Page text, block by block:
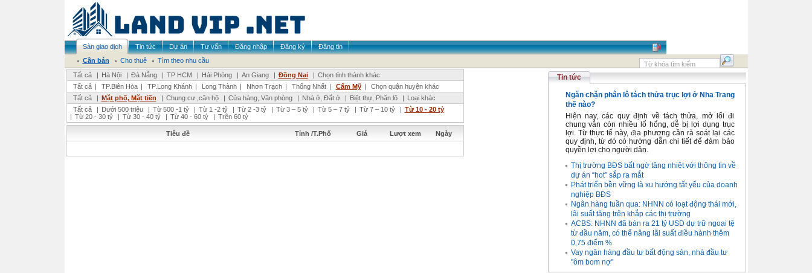
Sàn giao dịch Tin tức Dự án Tư vấn Đăng nhập Đăng ký
Đăng tin
Cần bán
Cho thuê
Tìm theo nhu cầu
Tất cả
| Hà Nội | Đà Nẵng | TP HCM | Hải Phòng | An Giang | Đồng Nai | Chọn tỉnh thành khác
Tất cả | TP.Biên Hòa | TP.Long Khánh | Long Thành | Nhơn Trạch | Thống Nhất | Cẩm Mỹ |
Chọn quận huyện khác
Tất cả
| Mặt phố, Mặt tiền | Chung cư ,căn hộ | Cửa hàng, Văn phòng | Nhà ở, Đất ở | Biệt thự, Phân lô | Loại khác
Tất cả
| Dưới 500 triệu | Từ 500 -1 tỷ | Từ 1 -2 tỷ | Từ 2 -3 tỷ | Từ 3 – 5 tỷ | Từ 5 – 7 tỷ | Từ 7 – 10 tỷ | Từ 10 - 20 tỷ
| Từ 20 - 30 tỷ | Từ 30 - 40 tỷ | Từ 40 - 60 tỷ | Trên 60 tỷ
Tiêu đề Tỉnh /T.Phố Giá Lượt xem Ngày
Tin tức
Ngăn chặn phân lô tách thửa trục lợi ở Nha Trang
thế nào?
Hiện nay, các quy định về tách thửa, mở lối đi
chung vẫn còn nhiều lổ hổng, dễ bị lợi dụng trục
lợi. Từ thực tế này, địa phương cần rà soát lại các
quy định, từ đó có hướng dẫn chi tiết để đảm bảo
quyền lợi cho người dân.
Thị trường BĐS bất ngờ tăng nhiệt với thông tin về
dự án “hot” sắp ra mắt
Phát triển bền vững là xu hướng tất yếu của doanh
nghiệp BĐS
Ngân hàng tuần qua: NHNN có loạt động thái mới,
lãi suất tăng trên khắp các thị trường
ACBS: NHNN đã bán ra 21 tỷ USD dự trữ ngoại tệ
từ đầu năm, có thể nâng lãi suất điều hành thêm
0,75 điểm %
Vay ngân hàng đầu tư bất động sản, nhà đầu tư
"ôm bom nợ"